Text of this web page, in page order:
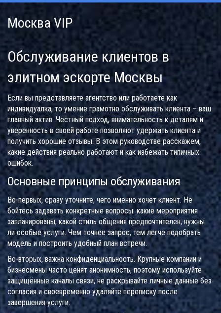
Москва VIP
Обслуживание клиентов в
элитном эскорте Москвы
Если вы представляете агентство или работаете как
индивидуалка, то умение грамотно обслуживать клиента – ваш
главный актив. Честный подход, внимательность к деталям и
уверенность в своей работе позволяют удержать клиента и
получить хорошие отзывы. В этом руководстве расскажем,
какие действия реально работают и как избежать типичных
ошибок.
Основные принципы обслуживания
Во-первых, сразу уточните, чего именно хочет клиент. Не
бойтесь задавать конкретные вопросы: какие мероприятия
запланированы, какой стиль общения предпочтителен, нужны
ли особые услуги. Чем точнее запрос, тем легче подобрать
модель и построить удобный план встречи.
Во-вторых, важна конфиденциальность. Крупные компании и
бизнесмены часто ценят анонимность, поэтому используйте
защищённые каналы связи, не раскрывайте личные данные без
согласия и своевременно удаляйте переписку после
завершения услуги.